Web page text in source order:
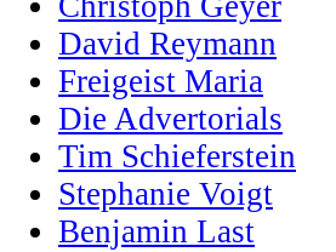
David Reymann
Freigeist Maria
Die Advertorials
Tim Schieferstein
Stephanie Voigt
Benjamin Last